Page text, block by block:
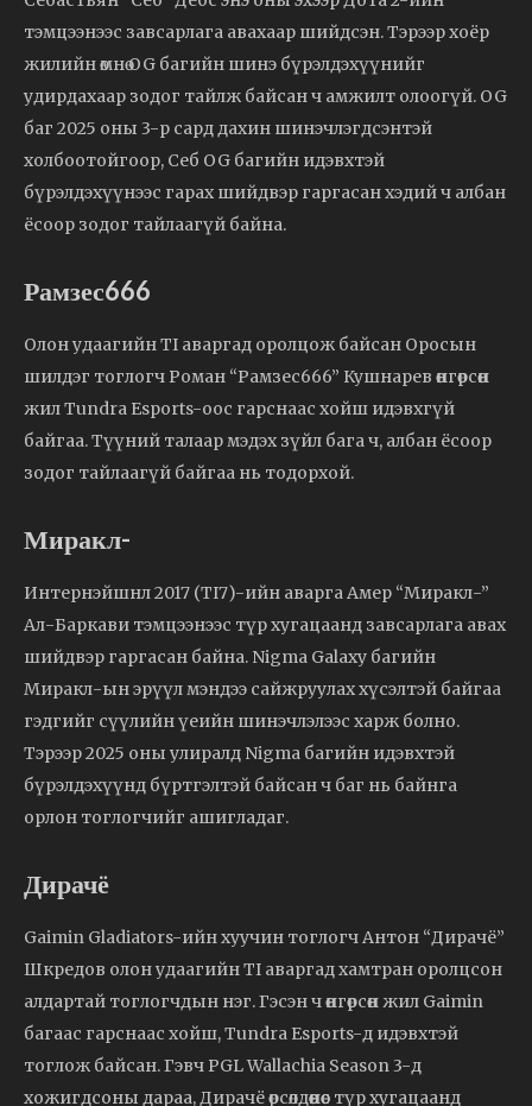
тэмцээнээс завсарлага авахаар шийдсэн. Тэрээр хоёр
жилийн өмнө OG багийн шинэ бүрэлдэхүүнийг
удирдахаар зодог тайлж байсан ч амжилт олоогүй. OG
баг 2025 оны 3-р сард дахин шинэчлэгдсэнтэй
холбоотойгоор, Себ OG багийн идэвхтэй
бүрэлдэхүүнээс гарах шийдвэр гаргасан хэдий ч албан
ёсоор зодог тайлаагүй байна.
Рамзес666
Олон удаагийн TI аваргад оролцож байсан Оросын
шилдэг тоглогч Роман “Рамзес666” Кушнарев өнгөрсөн
жил Tundra Esports-оос гарснаас хойш идэвхгүй
байгаа. Түүний талаар мэдэх зүйл бага ч, албан ёсоор
зодог тайлаагүй байгаа нь тодорхой.
Миракл-
Интернэйшнл 2017 (TI7)-ийн аварга Амер “Миракл-”
Ал-Баркави тэмцээнээс түр хугацаанд завсарлага авах
шийдвэр гаргасан байна. Nigma Galaxy багийн
Миракл-ын эрүүл мэндээ сайжруулах хүсэлтэй байгаа
гэдгийг сүүлийн үеийн шинэчлэлээс харж болно.
Тэрээр 2025 оны улиралд Nigma багийн идэвхтэй
бүрэлдэхүүнд бүртгэлтэй байсан ч баг нь байнга
орлон тоглогчийг ашигладаг.
Дирачё
Gaimin Gladiators-ийн хуучин тоглогч Антон “Дирачё”
Шкредов олон удаагийн TI аваргад хамтран оролцсон
алдартай тоглогчдын нэг. Гэсэн ч өнгөрсөн жил Gaimin
багаас гарснаас хойш, Tundra Esports-д идэвхтэй
тоглож байсан. Гэвч PGL Wallachia Season 3-д
хожигдсоны дараа, Дирачё өрсөлдөөнөөс түр хугацаанд